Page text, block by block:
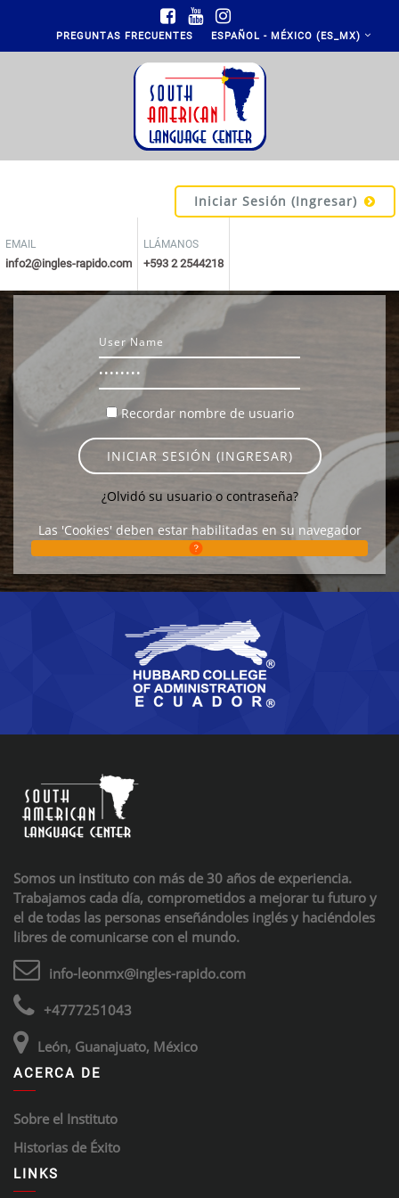
Saltar al contenido principal
PREGUNTAS FRECUENTES ESPAÑOL - MÉXICO ‎(ES_MX)‎
Iniciar Sesión (ingresar)
EMAIL
info2@ingles-rapido.com
LLÁMANOS
+593 2 2544218
Usuario
Recordar nombre de usuario
INICIAR SESIÓN (INGRESAR)
¿Olvidó su usuario o contraseña?
Las 'Cookies' deben estar habilitadas en su navegador
Somos un instituto con más de 30 años de experiencia.
Trabajamos cada día, comprometidos a mejorar tu futuro y
el de todas las personas enseñándoles inglés y haciéndoles
libres de comunicarse con el mundo.
info-leonmx@ingles-rapido.com
+4777251043
León, Guanajuato, México
ACERCA DE
Sobre el Instituto
Historias de Éxito
LINKS